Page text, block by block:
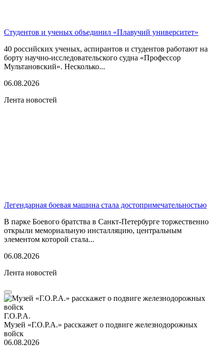
Студентов и ученых объединил «Плавучий университет»
40 российских ученых, аспирантов и студентов работают на
борту научно-исследовательского судна «Профессор
Мультановский». Несколько...
06.08.2026
Лента новостей
Легендарная боевая машина стала достопримечательностью
В парке Боевого братства в Санкт-Петербурге торжественно
открыли мемориальную инсталляцию, центральным
элементом которой стала...
06.08.2026
Лента новостей
Г.О.Р.А.
Музей «Г.О.Р.А.» расскажет о подвиге железнодорожных
войск
06.08.2026